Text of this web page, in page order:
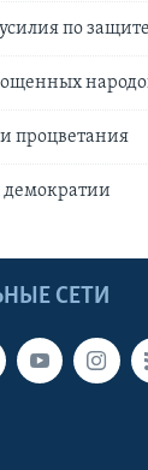
по
процветания
демократии
СЕТИ